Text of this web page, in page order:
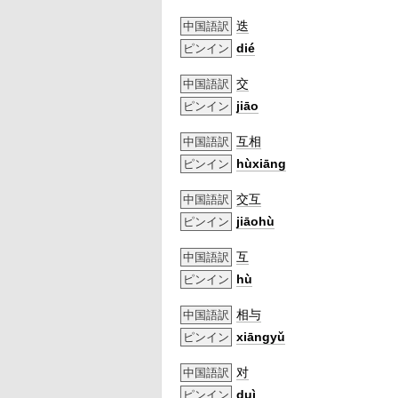
中国語訳 迭
ピンイン dié
中国語訳 交
ピンイン jiāo
中国語訳 互相
ピンイン hùxiāng
中国語訳 交互
ピンイン jiāohù
中国語訳 互
ピンイン hù
中国語訳 相与
ピンイン xiāngyǔ
中国語訳 对
ピンイン duì